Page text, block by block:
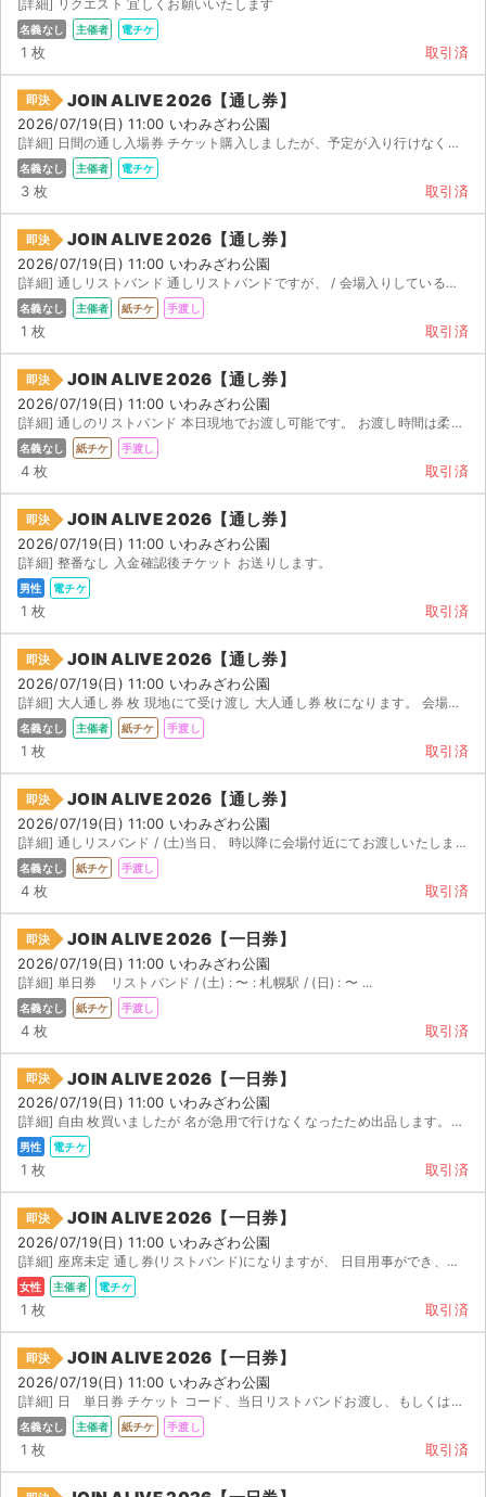
[詳細] リクエスト 宜しくお願いいたします
名義なし 主催者 電チケ
1 枚 取引済
即決 JOIN ALIVE 2026【通し券】
2026/07/19(日) 11:00 いわみざわ公園
[詳細] 日間の通し入場券 チケット購入しましたが、予定が入り行けなくなってしまったため出品いたします...
名義なし 主催者 電チケ
3 枚 取引済
即決 JOIN ALIVE 2026【通し券】
2026/07/19(日) 11:00 いわみざわ公園
[詳細] 通しリストバンド 通しリストバンドですが、 / 会場入りしているので、今日会場付近で打合せの...
名義なし 主催者 紙チケ 手渡し
1 枚 取引済
即決 JOIN ALIVE 2026【通し券】
2026/07/19(日) 11:00 いわみざわ公園
[詳細] 通しのリストバンド 本日現地でお渡し可能です。 お渡し時間は柔軟に対応します。 よろしくお願...
名義なし 紙チケ 手渡し
4 枚 取引済
即決 JOIN ALIVE 2026【通し券】
2026/07/19(日) 11:00 いわみざわ公園
[詳細] 整番なし 入金確認後チケット お送りします。
男性 電チケ
1 枚 取引済
即決 JOIN ALIVE 2026【通し券】
2026/07/19(日) 11:00 いわみざわ公園
[詳細] 大人通し券 枚 現地にて受け渡し 大人通し券 枚になります。 会場にて直接受け渡しさせていただ...
名義なし 主催者 紙チケ 手渡し
1 枚 取引済
即決 JOIN ALIVE 2026【通し券】
2026/07/19(日) 11:00 いわみざわ公園
[詳細] 通しリスバンド / (土)当日、 時以降に会場付近にてお渡しいたします。 時以降で...
名義なし 紙チケ 手渡し
4 枚 取引済
即決 JOIN ALIVE 2026【一日券】
2026/07/19(日) 11:00 いわみざわ公園
[詳細] 単日券 リストバンド / (土) : 〜 : 札幌駅 / (日) : 〜 ...
名義なし 紙チケ 手渡し
4 枚 取引済
即決 JOIN ALIVE 2026【一日券】
2026/07/19(日) 11:00 いわみざわ公園
[詳細] 自由 枚買いましたが 名が急用で行けなくなったため出品します。ローチケより同行者指定で分配します。
男性 電チケ
1 枚 取引済
即決 JOIN ALIVE 2026【一日券】
2026/07/19(日) 11:00 いわみざわ公園
[詳細] 座席未定 通し券(リストバンド)になりますが、 日目用事ができ、行けなくなりました。 ...
女性 主催者 電チケ
1 枚 取引済
即決 JOIN ALIVE 2026【一日券】
2026/07/19(日) 11:00 いわみざわ公園
[詳細] 日 単日券 チケット コード、当日リストバンドお渡し、もしくはスマホを一時的にお貸しして...
名義なし 主催者 紙チケ 手渡し
1 枚 取引済